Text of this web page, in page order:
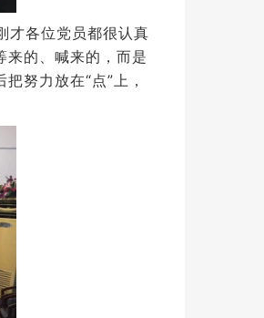
才各位党员都很认真
来的、喊来的，而是
把努力放在“点”上，